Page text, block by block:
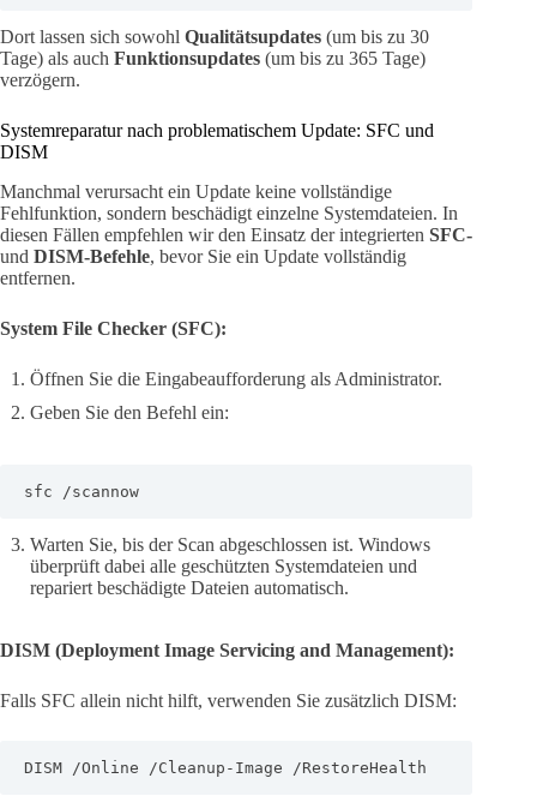
Dort lassen sich sowohl Qualitätsupdates (um bis zu 30
Tage) als auch Funktionsupdates (um bis zu 365 Tage)
verzögern.
Systemreparatur nach problematischem Update: SFC und
DISM
Manchmal verursacht ein Update keine vollständige
Fehlfunktion, sondern beschädigt einzelne Systemdateien. In
diesen Fällen empfehlen wir den Einsatz der integrierten SFC-
und DISM-Befehle, bevor Sie ein Update vollständig
entfernen.
System File Checker (SFC):
Öffnen Sie die Eingabeaufforderung als Administrator.
Geben Sie den Befehl ein:
sfc /scannow
Warten Sie, bis der Scan abgeschlossen ist. Windows
überprüft dabei alle geschützten Systemdateien und
repariert beschädigte Dateien automatisch.
DISM (Deployment Image Servicing and Management):
Falls SFC allein nicht hilft, verwenden Sie zusätzlich DISM:
DISM /Online /Cleanup-Image /RestoreHealth